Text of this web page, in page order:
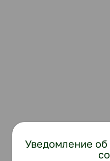
Уведомление